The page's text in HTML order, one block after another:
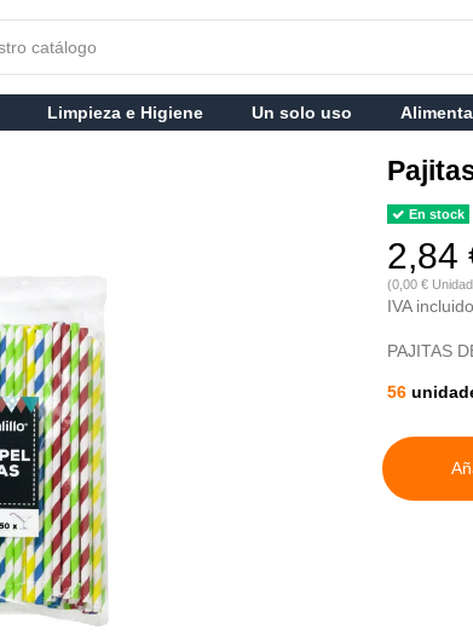
Limpieza e Higiene Un solo uso
En stock
2,84
(0,00 €
IVA incluido
PAJITAS
56